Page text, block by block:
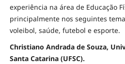
experiência na área de Educação
principalmente nos seguintes
voleibol, saúde, futebol e esporte.
Christiano Andrada de Souza,
Santa Catarina (UFSC).